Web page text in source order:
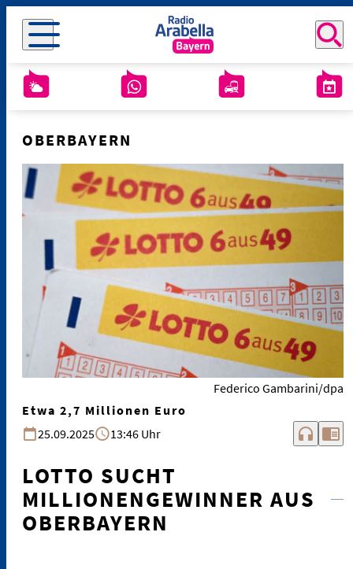
OBERBAYERN
Federico Gambarini/dpa
Etwa 2,7 Millionen Euro
25.09.2025
13:46 Uhr headphones chrome_reader_mode
LOTTO SUCHT
MILLIONENGEWINNER AUS
OBERBAYERN